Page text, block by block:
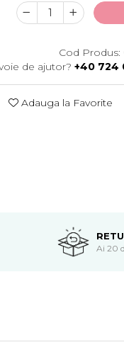
Cod Produs:
de ajutor? +40 724
Adauga la Favorite
Ai 20